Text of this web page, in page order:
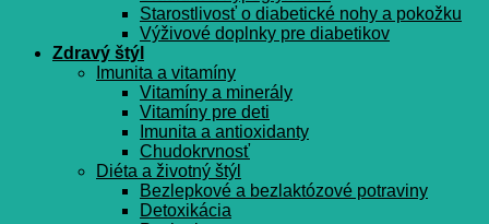
Starostlivosť o diabetické nohy a pokožku
Výživové doplnky pre diabetikov
Zdravý štýl
Imunita a vitamíny
Vitamíny a minerály
Vitamíny pre deti
Imunita a antioxidanty
Chudokrvnosť
Diéta a životný štýl
Bezlepkové a bezlaktózové potraviny
Detoxikácia